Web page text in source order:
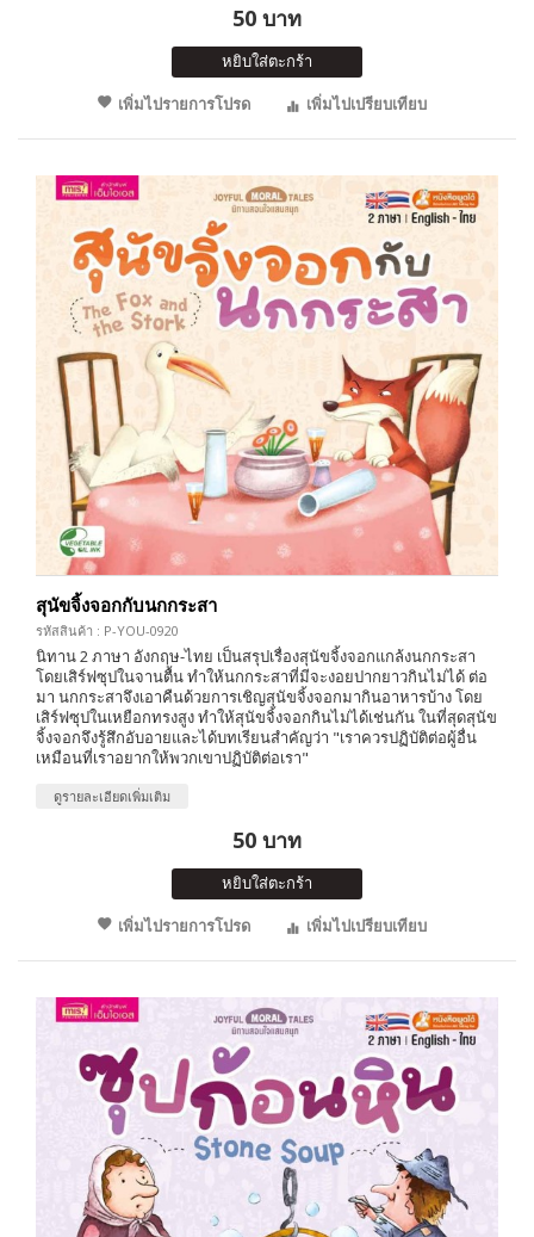
50 บาท
หยิบใส่ตะกร้า
เพิ่มไปรายการโปรด
เพิ่มไปเปรียบเทียบ
สุนัขจิ้งจอกกับนกกระสา
รหัสสินค้า : P-YOU-0920
นิทาน 2 ภาษา อังกฤษ-ไทย เป็นสรุปเรื่องสุนัขจิ้งจอกแกล้งนกกระสา
โดยเสิร์ฟซุปในจานตื้น ทำให้นกกระสาที่มีจะงอยปากยาวกินไม่ได้ ต่อ
มา นกกระสาจึงเอาคืนด้วยการเชิญสุนัขจิ้งจอกมากินอาหารบ้าง โดย
เสิร์ฟซุปในเหยือกทรงสูง ทำให้สุนัขจิ้งจอกกินไม่ได้เช่นกัน ในที่สุดสุนัข
จิ้งจอกจึงรู้สึกอับอายและได้บทเรียนสำคัญว่า "เราควรปฏิบัติต่อผู้อื่น
เหมือนที่เราอยากให้พวกเขาปฏิบัติต่อเรา"
ดูรายละเอียดเพิ่มเติม
50 บาท
หยิบใส่ตะกร้า
เพิ่มไปรายการโปรด
เพิ่มไปเปรียบเทียบ